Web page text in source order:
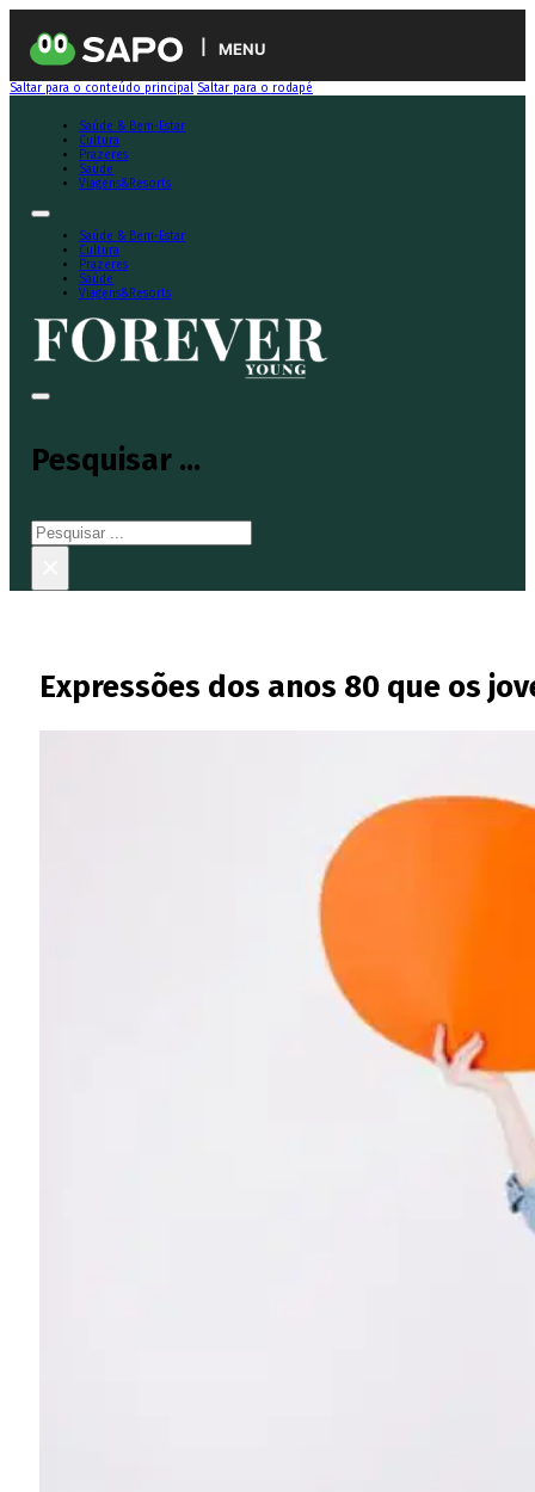
MENU
Saltar para o conteúdo principal Saltar para o rodapé
Saúde & Bem-Estar
Cultura
Prazeres
Saúde
Viagens&Resorts
Saúde & Bem-Estar
Cultura
Prazeres
Saúde
Viagens&Resorts
Pesquisar ...
Pesquisar
Expressões dos anos 80 que os